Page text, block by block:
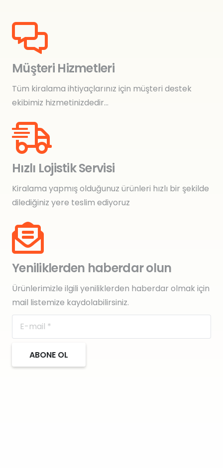
Müşteri Hizmetleri
Tüm kiralama ihtiyaçlarınız için müşteri destek
ekibimiz hizmetinizdedir…
Hızlı Lojistik Servisi
Kiralama yapmış olduğunuz ürünleri hızlı bir şekilde
dilediğiniz yere teslim ediyoruz
Yeniliklerden haberdar olun
Ürünlerimizle ilgili yeniliklerden haberdar olmak için
mail listemize kaydolabilirsiniz.
ABONE OL